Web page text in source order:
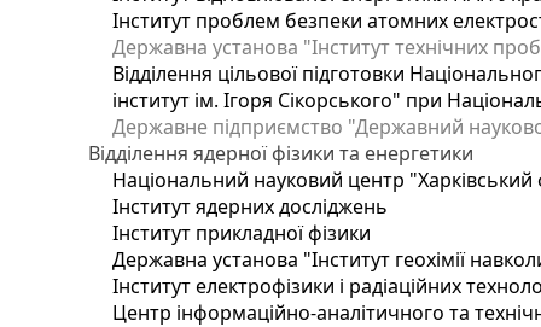
Інститут проблем безпеки атомних
Державна установа "Інститут технічних
Відділення цільової підготовки
інститут ім. Ігоря Сікорського" при
Державне підприємство "Державний
Відділення ядерної фізики та енергетики
Національний науковий центр "Харківський
Інститут ядерних досліджень
Інститут прикладної фізики
Державна установа "Інститут геохімії
Інститут електрофізики і радіаційних
Центр інформаційно-аналітичного та